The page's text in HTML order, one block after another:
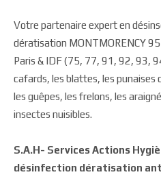
Votre partenaire expert en
dératisation MONTMORENCY
Paris & IDF (75, 77, 91, 92, 93,
cafards, les blattes, les punaises
les guêpes, les frelons, les
insectes nuisibles.
S.A.H- Services Actions
désinfection dératisation